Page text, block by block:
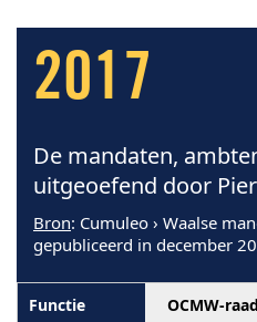
2017
De mandaten,
uitgeoefend door
Bron: Cumuleo › Waalse
gepubliceerd in december
OCMW-